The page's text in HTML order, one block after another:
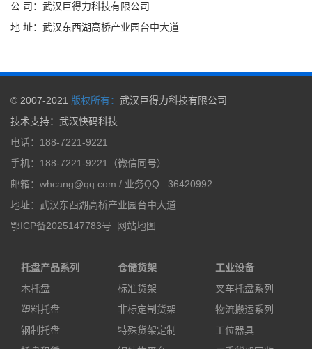
公 司：武汉巨得力科技有限公司
地 址：武汉东西湖高桥产业园台中大道
© 2007-2021 版权所有： 武汉巨得力科技有限公司
技术支持： 武汉快码科技
电话：188-7221-9221
手机：188-7221-9221（微信同号）
邮箱：whcang@qq.com / 业务QQ : 36420992
地址：武汉东西湖高桥产业园台中大道
鄂ICP备2025147783号
网站地图
托盘产品系列
木托盘
塑料托盘
钢制托盘
仓储货架
标准货架
非标定制货架
特殊货架定制
工业设备
叉车托盘系列
物流搬运系列
工位器具